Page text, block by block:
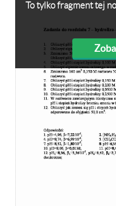
To tylko fragment tej